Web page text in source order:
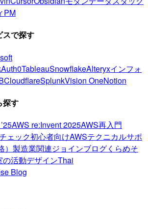
PM
スで探す
Auth0TableauSnowflakeAlteryxインフォ
CloudflareSplunkVision OneNotion
探す
AWS re:Invent 2025AWS再入門
ェック初心者向けAWSテクニカルサポ
製造業関連ジョインブログくらめそ
の活動デザインThai
Blog